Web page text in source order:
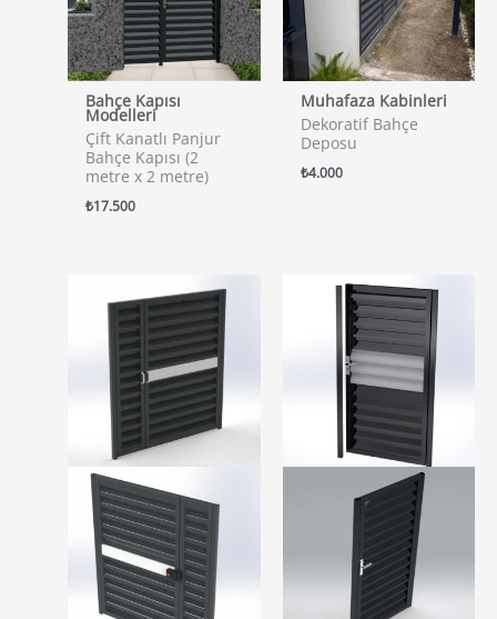
Bahçe Kapısı
Modelleri
Çift Kanatlı Panjur
Bahçe Kapısı (2
metre x 2 metre)
₺17.500
Muhafaza Kabinleri
Dekoratif Bahçe
Deposu
₺4.000